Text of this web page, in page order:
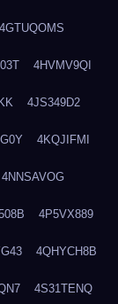
4GTUQOMS
4HVMV9QI
4JS349D2
4KQJIFMI
4NNSAVOG
4P5VX889
4QHYCH8B
4S31TENQ